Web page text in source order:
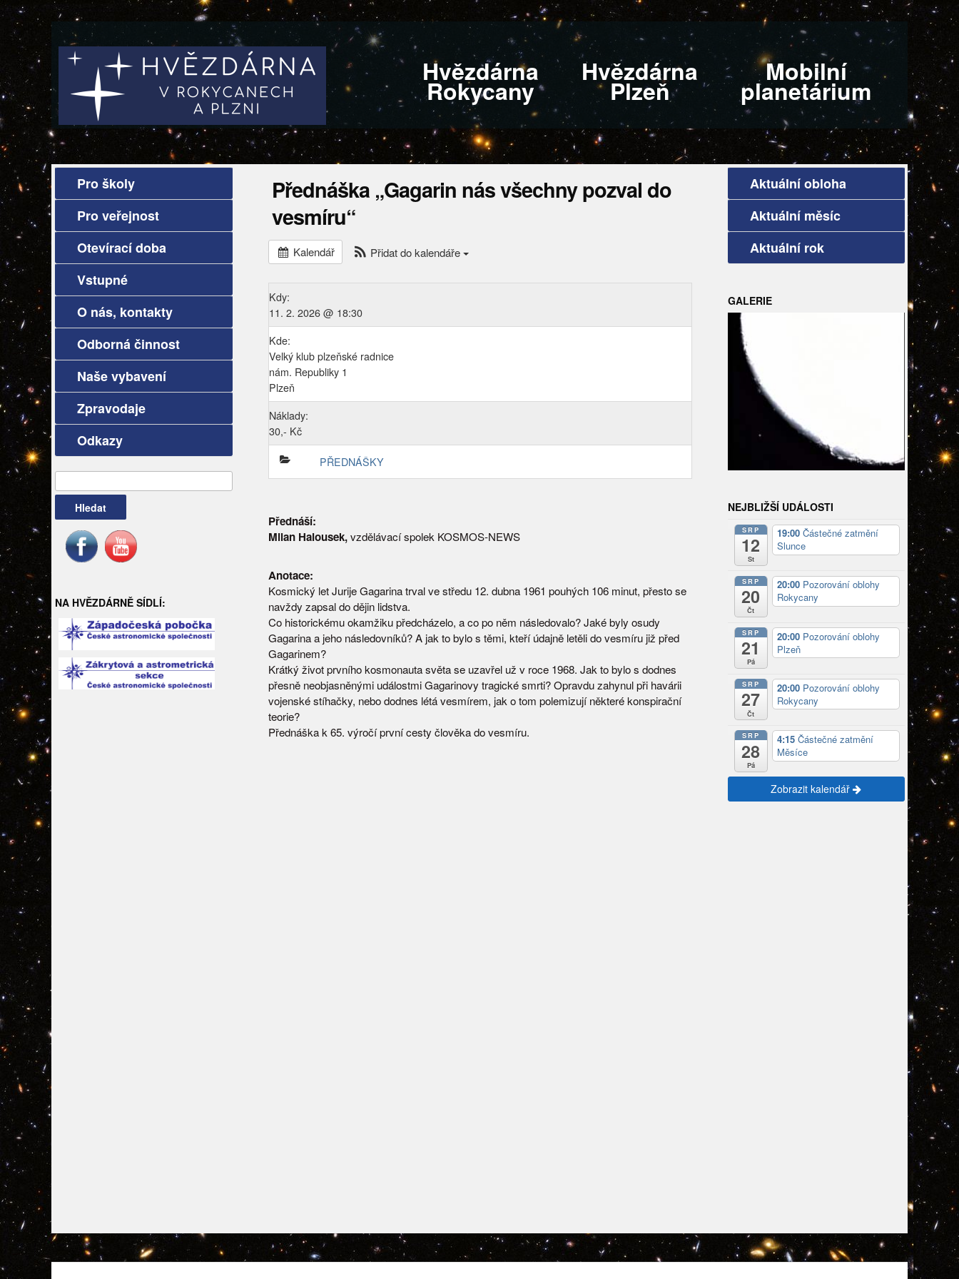
Hvězdárna
Rokycany
Hvězdárna
Plzeň
Mobilní
planetárium
Pro školy
Pro veřejnost
Otevírací doba
Vstupné
O nás, kontakty
Odborná činnost
Naše vybavení
Zpravodaje
Odkazy
NA HVĚZDÁRNĚ SÍDLÍ:
Přednáška „Gagarin nás všechny pozval do
vesmíru“
Kalendář Přidat do kalendáře
Kdy:
11. 2. 2026 @ 18:30
Kde:
Velký klub plzeňské radnice
nám. Republiky 1
Plzeň
Náklady:
30,- Kč
PŘEDNÁŠKY
Přednáší:
Milan Halousek,vzdělávací spolek KOSMOS-NEWS
Anotace:
Kosmický let Jurije Gagarina trval ve středu 12. dubna 1961 pouhých 106 minut, přesto se
navždy zapsal do dějin lidstva.
Co historickému okamžiku předcházelo, a co po něm následovalo? Jaké byly osudy
Gagarina a jeho následovníků? A jak to bylo s těmi, kteří údajně letěli do vesmíru již před
Gagarinem?
Krátký život prvního kosmonauta světa se uzavřel už v roce 1968. Jak to bylo s dodnes
přesně neobjasněnými událostmi Gagarinovy tragické smrti? Opravdu zahynul při havárii
vojenské stíhačky, nebo dodnes létá vesmírem, jak o tom polemizují některé konspirační
teorie?
Přednáška k 65. výročí první cesty člověka do vesmíru.
Aktuální obloha
Aktuální měsíc
Aktuální rok
GALERIE
NEJBLIŽŠÍ UDÁLOSTI
SRP
12
St
19:00 Částečné zatmění
Slunce
SRP
20
Čt
20:00 Pozorování oblohy
Rokycany
SRP
21
Pá
20:00 Pozorování oblohy
Plzeň
SRP
27
Čt
20:00 Pozorování oblohy
Rokycany
SRP
28
Pá
4:15 Částečné zatmění
Měsíce
Zobrazit kalendář